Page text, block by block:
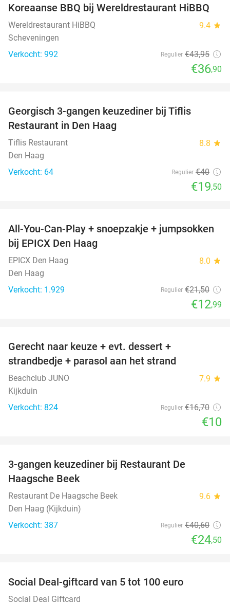
Koreaanse BBQ bij Wereldrestaurant HiBBQ
Wereldrestaurant HiBBQ 9.4 star
Scheveningen
Verkocht: 992
Regulier €43,95
€36,90
Georgisch 3-gangen keuzediner bij Tiflis
Restaurant in Den Haag
Tiflis Restaurant 8.8 star
Den Haag
Verkocht: 64
Regulier €40
€19,50
40%
All-You-Can-Play + snoepzakje + jumpsokken
bij EPICX Den Haag
EPICX Den Haag 8.0 star
Den Haag
Verkocht: 1.929
Regulier €21,50
€12,99
Gerecht naar keuze + evt. dessert +
strandbedje + parasol aan het strand
Beachclub JUNO 7.9 star
Kijkduin
Verkocht: 824
Regulier €16,70
€10
3-gangen keuzediner bij Restaurant De
Haagsche Beek
Restaurant De Haagsche Beek 9.6 star
Den Haag (Kijkduin)
Verkocht: 387
Regulier €40,60
€24,50
Social Deal-giftcard van 5 tot 100 euro
Social Deal Giftcard